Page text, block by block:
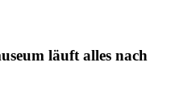
läuft alles nach